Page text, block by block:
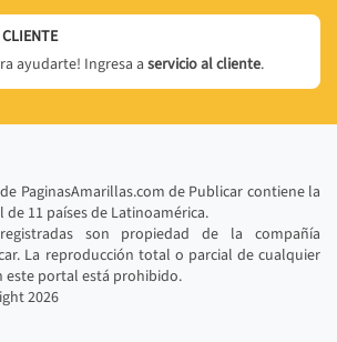
ayudarte! Ingresa a servicio al cliente.
PaginasAmarillas.com de Publicar contiene la
11 países de Latinoamérica.
son propiedad de la compañía
La reproducción total o parcial de cualquier
este portal está prohibido.
2026